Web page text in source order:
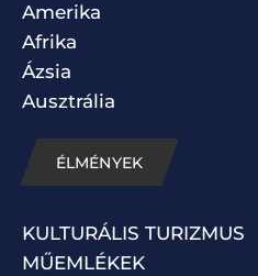
Amerika
Afrika
Ázsia
Ausztrália
ÉLMÉNYEK
KULTURÁLIS TURIZMUS
MŰEMLÉKEK